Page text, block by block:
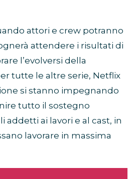
attori e crew potranno
attendere i risultati di
l’evolversi della
tutte le altre serie, Netflix
si stanno impegnando
tutto il sostegno
addetti ai lavori e al cast, in
lavorare in massima